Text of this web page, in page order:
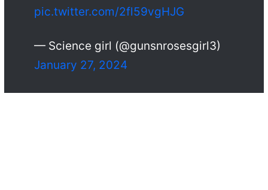
pic.twitter.com/2fl59vgHJG
— Science girl (@gunsnrosesgirl3)
January 27, 2024